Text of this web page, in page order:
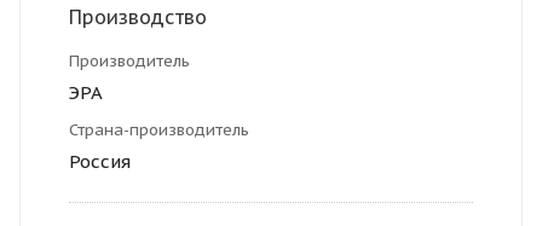
Производство
Производитель
ЭРА
Страна-производитель
Россия